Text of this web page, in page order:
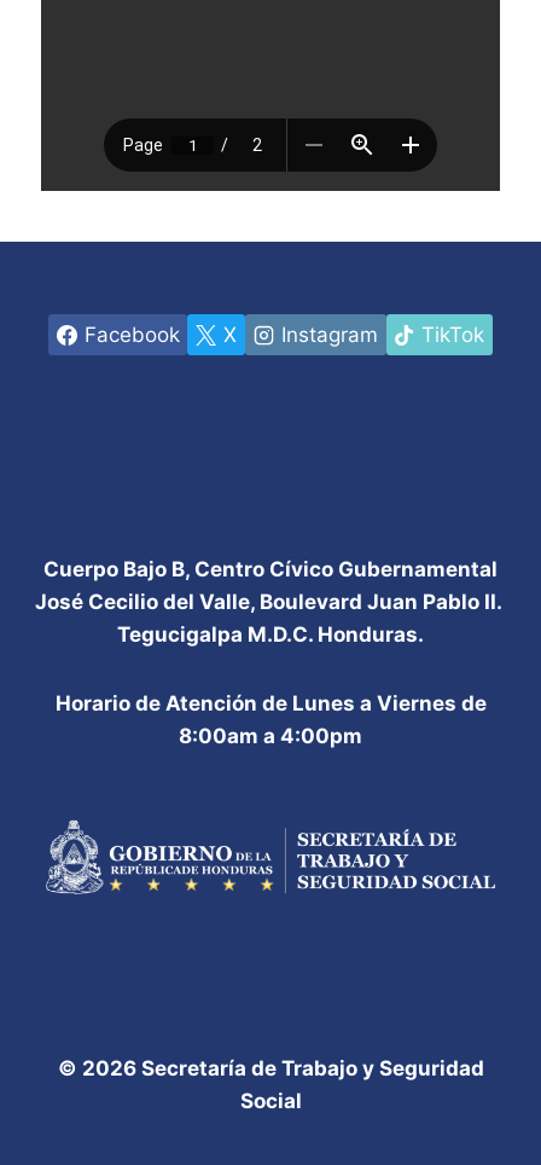
Facebook X Instagram TikTok
Cuerpo Bajo B, Centro Cívico Gubernamental
José Cecilio del Valle, Boulevard Juan Pablo II.
Tegucigalpa M.D.C. Honduras.
Horario de Atención de Lunes a Viernes de
8:00am a 4:00pm
© 2026 Secretaría de Trabajo y Seguridad
Social